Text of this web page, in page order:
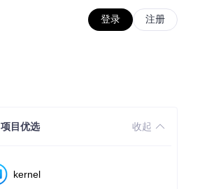
登录 注册
项目优选 收起
kernel